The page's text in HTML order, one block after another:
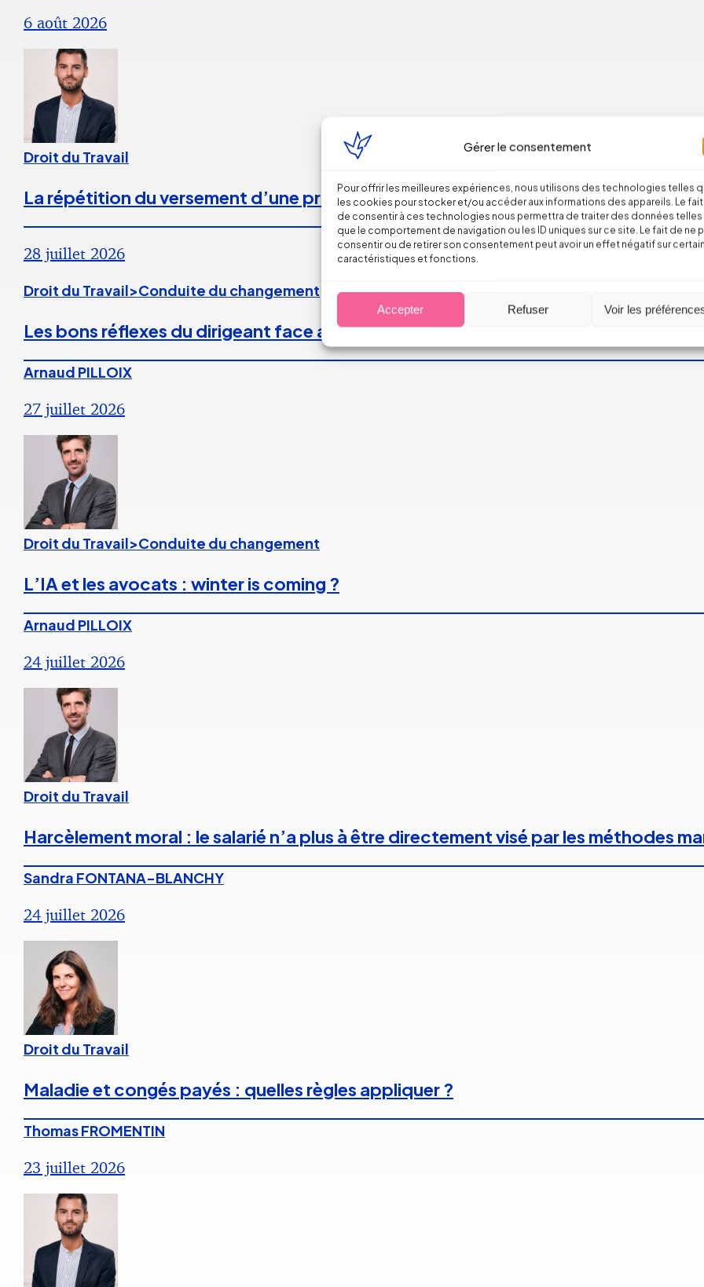
Gérer le consentement
Pour offrir les meilleures expériences, nous utilisons des technologies telles
les cookies pour stocker et/ou accéder aux informations des appareils. Le fait
de consentir à ces technologies nous permettra de traiter des données telles
que le comportement de navigation ou les ID uniques sur ce site. Le fait de ne
consentir ou de retirer son consentement peut avoir un effet négatif sur
caractéristiques et fonctions.
Accepter Refuser Voir les
6 août 2026
Droit du Travail
La répétition du versement d’une prime peut caractériser un engagement
28 juillet 2026
Droit du Travail>Conduite du changement
Les bons réflexes du dirigeant face aux incendies
Arnaud PILLOIX
27 juillet 2026
Droit du Travail>Conduite du changement
L’IA et les avocats : winter is coming ?
Arnaud PILLOIX
24 juillet 2026
Droit du Travail
Harcèlement moral : le salarié n’a plus à être directement visé par les méthodes
Sandra FONTANA-BLANCHY
24 juillet 2026
Droit du Travail
Maladie et congés payés : quelles règles appliquer ?
Thomas FROMENTIN
23 juillet 2026